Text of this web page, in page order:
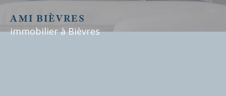
AMI BIÈVRES
immobilier àBièvres